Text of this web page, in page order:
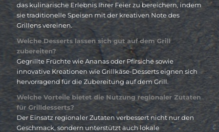
das kulinarische Erlebnis Ihrer Feier zu bereichern, indem
sie traditionelle Speisen mit der kreativen Note des
Grillens vereinen.
Welche Desserts lassen sich gut auf dem Grill
zubereiten?
Gegrillte Früchte wie Ananas oder Pfirsiche sowie
innovative Kreationen wie Grillkäse-Desserts eignen sich
hervorragend für die Zubereitung auf dem Grill.
Welche Vorteile bietet die Nutzung regionaler Zutaten
für Grilldesserts?
Der Einsatz regionaler Zutaten verbessert nicht nur den
Geschmack, sondern unterstützt auch lokale